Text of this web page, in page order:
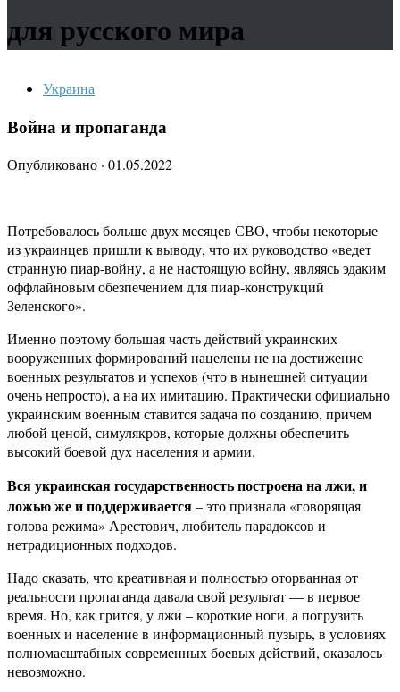
для русского мира
Украина
Война и пропаганда
Опубликовано · 01.05.2022
Потребовалось больше двух месяцев СВО, чтобы некоторые
из украинцев пришли к выводу, что их руководство «ведет
странную пиар-войну, а не настоящую войну, являясь эдаким
оффлайновым обезпечением для пиар-конструкций
Зеленского».
Именно поэтому большая часть действий украинских
вооруженных формирований нацелены не на достижение
военных результатов и успехов (что в нынешней ситуации
очень непросто), а на их имитацию. Практически официально
украинским военным ставится задача по созданию, причем
любой ценой, симулякров, которые должны обеспечить
высокий боевой дух населения и армии.
Вся украинская государственность построена на лжи, и
ложью же и поддерживается– это признала «говорящая
голова режима» Арестович, любитель парадоксов и
нетрадиционных подходов.
Надо сказать, что креативная и полностью оторванная от
реальности пропаганда давала свой результат — в первое
время. Но, как грится, у лжи – короткие ноги, а погрузить
военных и население в информационный пузырь, в условиях
полномасштабных современных боевых действий, оказалось
невозможно.